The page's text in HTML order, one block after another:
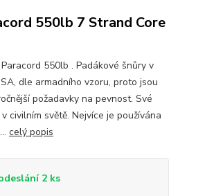
550lb 7 Strand Core
550lb . Padákové šnůry v
dle armadního vzoru, proto jsou
požadavky na pevnost. Své
civilním světě. Nejvíce je používána
celý popis
2 ks